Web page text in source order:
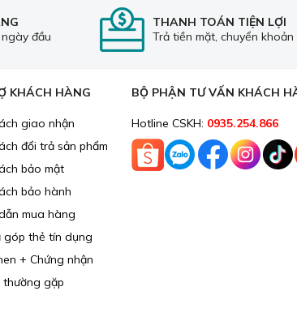
điểm nhấn cho các quán ăn, nhà hàng... Đi
mắt và sinh động.
đầu
THANH TOÁN TIỆN LỢI
Trả tiền mặt, chuyển khoản
KHÁCH HÀNG
giao nhận
đổi trả sản phẩm
bảo mật
bảo hành
mua hàng
góp thẻ tín dụng
+ Chứng nhận
thường gặp
BỘ PHẬN TƯ VẤN KHÁCH
Hotline CSKH: 0935.254.866